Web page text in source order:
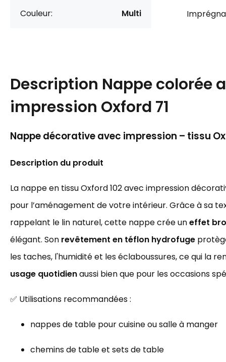
Couleur: Multi
Description Nappe colorée
impression Oxford 71
Nappe décorative avec impression – tissu
Description du produit
La nappe en tissu Oxford 102 avec impression
pour l’aménagement de votre intérieur. Grâce à sa
rappelant le lin naturel, cette nappe crée uneffet
élégant. Son revêtement en téflon hydrofuge
les taches, l'humidité et les éclaboussures, ce qui la
usage quotidienaussi bien que pour les occasions
✅ Utilisations recommandées :
nappes de table pour cuisine ou salle à manger
chemins de table et sets de table